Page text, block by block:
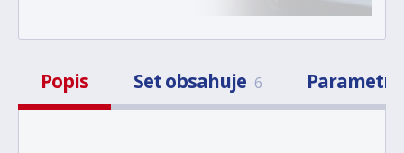
Popis Set obsahuje 6 Parametre